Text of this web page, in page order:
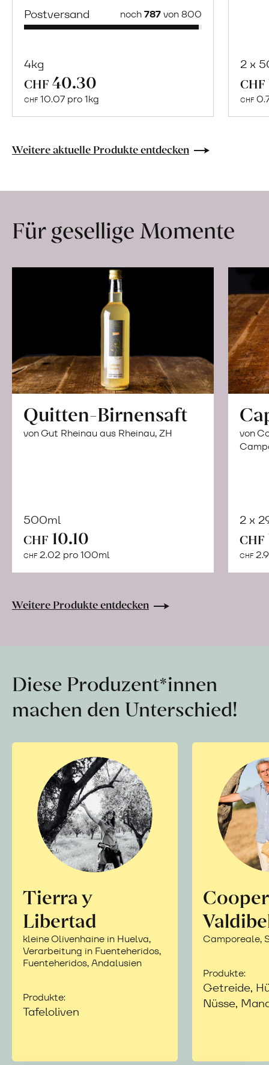
Postversand noch787von 800
4kg
CHF 40.30
CHF 10.07 pro 1kg
Naturbelassene
Lebensmittel
Hof
erfahren
2 x
CHF
CHF
Weitere aktuelle Produkte entdecken
Für gesellige Momente
Quitten-Birnensaft
von Gut Rheinau aus Rheinau, ZH
500ml
CHF 10.10
CHF 2.02 pro 100ml
Warenkorb
von
2 x
CHF
CHF
Weitere Produkte entdecken
Diese Produzent*innen
machen den Unterschied!
Tierra y
Libertad
kleine Olivenhaine in Huelva,
Verarbeitung in Fuenteheridos,
Fuenteheridos, Andalusien
Produkte:
Tafeloliven
Camporeale,
Produkte:
Getreide,
Nüsse,